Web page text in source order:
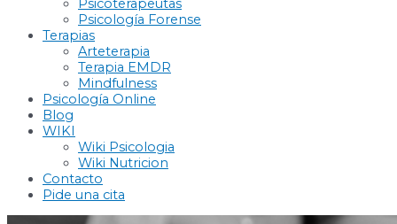
Psicoterapeutas
Psicología Forense
Terapias
Arteterapia
Terapia EMDR
Mindfulness
Psicología Online
Blog
WIKI
Wiki Psicologia
Wiki Nutricion
Contacto
Pide una cita